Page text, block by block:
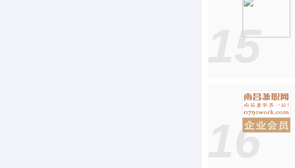
15
16